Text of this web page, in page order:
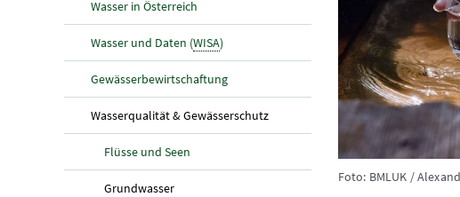
Wasser in Österreich
Wasser und Daten (WISA)
Gewässerbewirtschaftung
Wasserqualität & Gewässerschutz(aktuelle Seite)
Flüsse und Seen
Grundwasser(aktuelle Seite)
Foto: BMLUK /